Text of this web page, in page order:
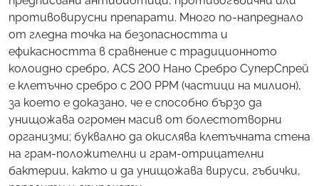
противовирусни препарати. Много по-напреднало
от гледна точка на безопасността и
ефикасността в сравнение с традиционното
колоидно сребро, ACS 200 Нано Сребро СуперСпрей
е клетъчно сребро с 200 PPM (частици на милион),
за което е доказано, че е способно бързо да
унищожава огромен масив от болестотворни
организми; буквално да окислява клетъчната стена
на грам-положителни и грам-отрицателни
бактерии, както и да унищожава вируси, гъбички,